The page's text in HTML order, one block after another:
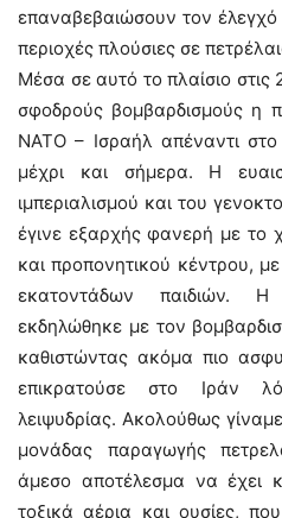
επαναβεβαιώσουν τον
περιοχές πλούσιες σε
Μέσα σε αυτό το πλαίσιο
σφοδρούς βομβαρδισμούς η
ΝΑΤΟ – Ισραήλ απέναντι στο
μέχρι και σήμερα. Η
ιμπεριαλισμού και του
έγινε εξαρχής φανερή με το
και προπονητικού κέντρου,
εκατοντάδων παιδιών. Η
εκδηλώθηκε με τον
καθιστώντας ακόμα πιο
επικρατούσε στο Ιράν
λειψυδρίας. Ακολούθως
μονάδας παραγωγής
άμεσο αποτέλεσμα να έχει
τοξικά αέρια και ουσίες,